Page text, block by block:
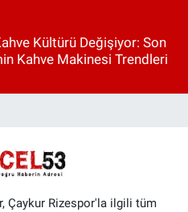
Kültürü Değişiyor: Son
Kahve Makinesi Trendleri
Çaykur Rizespor'la ilgili tüm